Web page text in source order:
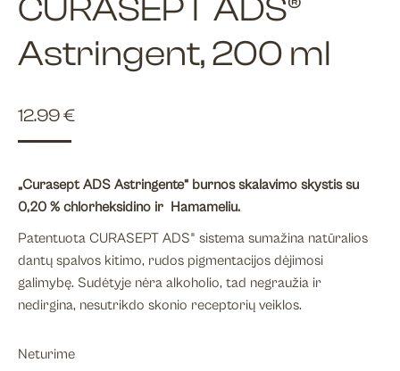
CURASEPT ADS®
Astringent, 200 ml
12.99€
„Curasept ADS Astringente“ burnos skalavimo skystis su
0,20 % chlorheksidino ir Hamameliu.
Patentuota CURASEPT ADS® sistema sumažina natūralios
dantų spalvos kitimo, rudos pigmentacijos dėjimosi
galimybę. Sudėtyje nėra alkoholio, tad negraužia ir
nedirgina, nesutrikdo skonio receptorių veiklos.
Neturime